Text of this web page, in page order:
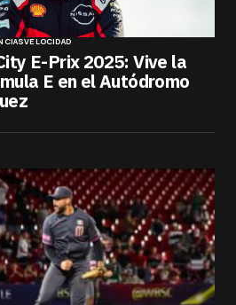
VELOCIDAD
E-Prix 2025: Vive la
E en el Autódromo